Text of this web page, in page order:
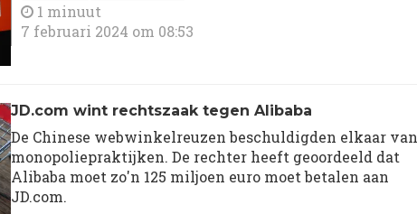
1 minuut
7 februari 2024 om 08:53
JD.com wint rechtszaak tegen Alibaba
De Chinese webwinkelreuzen beschuldigden elkaar van
monopoliepraktijken. De rechter heeft geoordeeld dat
Alibaba moet zo'n 125 miljoen euro moet betalen aan
JD.com.